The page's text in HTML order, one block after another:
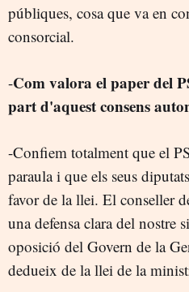
públiques, cosa que va en
consorcial.
-Com valora el paper del
part d'aquest consens
-Confiem totalment que el
paraula i que els seus
favor de la llei. El conseller
una defensa clara del nostre
oposició del Govern de la
dedueix de la llei de la